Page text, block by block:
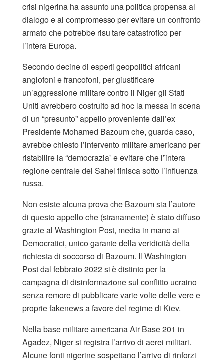
crisi nigerina ha assunto una politica propensa al
dialogo e al compromesso per evitare un confronto
armato che potrebbe risultare catastrofico per
l’intera Europa.
Secondo decine di esperti geopolitici africani
anglofoni e francofoni, per giustificare
un’aggressione militare contro il Niger gli Stati
Uniti avrebbero costruito ad hoc la messa in scena
di un “presunto” appello proveniente dall’ex
Presidente Mohamed Bazoum che, guarda caso,
avrebbe chiesto l’intervento militare americano per
ristabilire la “democrazia” e evitare che l”intera
regione centrale del Sahel finisca sotto l’influenza
russa.
Non esiste alcuna prova che Bazoum sia l’autore
di questo appello che (stranamente) è stato diffuso
grazie al Washington Post, media in mano ai
Democratici, unico garante della veridicità della
richiesta di soccorso di Bazoum. Il Washington
Post dal febbraio 2022 si è distinto per la
campagna di disinformazione sul conflitto ucraino
senza remore di pubblicare varie volte delle vere e
proprie fakenews a favore del regime di Kiev.
Nella base militare americana Air Base 201 in
Agadez, Niger si registra l’arrivo di aerei militari.
Alcune fonti nigerine sospettano l’arrivo di rinforzi